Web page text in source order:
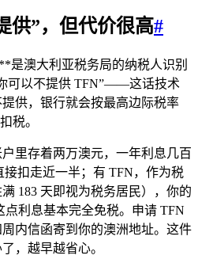
供”，但代价很高#
是澳大利亚税务局的纳税人识别
可以不提供 TFN”——这话技术
提供，银行就会按最高边际税率
税。
里存着两万澳元，一年利息几百
扣走近一半；有 TFN，作为税
183 天即视为税务居民），你的
点利息基本完全免税。申请 TFN
内信函寄到你的澳洲地址。这件
，越早越省心。